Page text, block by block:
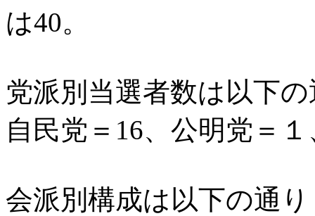
は40。
党派別当選者数は以下
自民党＝16、公明党＝
会派別構成は以下の通